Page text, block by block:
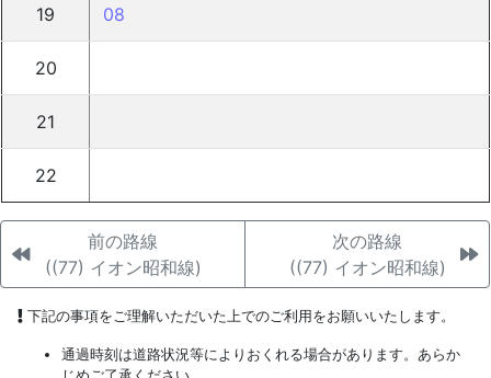
19 08
20
21
22
前の路線
((77) イオン昭和線)
次の路線
((77) イオン昭和線)
下記の事項をご理解いただいた上でのご利用をお願いいたします。
通過時刻は道路状況等によりおくれる場合があります。あらか